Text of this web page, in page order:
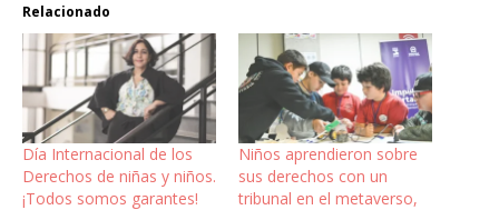
Relacionado
Día Internacional de los
Derechos de niñas y niños.
¡Todos somos garantes!
Niños aprendieron sobre
sus derechos con un
tribunal en el metaverso,